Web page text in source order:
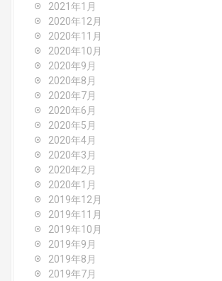
2021年1月
2020年12月
2020年11月
2020年10月
2020年9月
2020年8月
2020年7月
2020年6月
2020年5月
2020年4月
2020年3月
2020年2月
2020年1月
2019年12月
2019年11月
2019年10月
2019年9月
2019年8月
2019年7月